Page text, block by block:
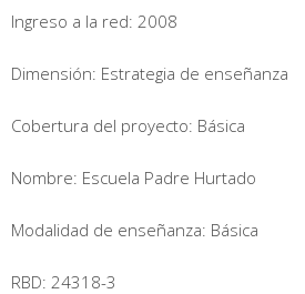
Ingreso a la red: 2008
Dimensión: Estrategia de enseñanza
Cobertura del proyecto: Básica
Nombre: Escuela Padre Hurtado
Modalidad de enseñanza: Básica
RBD: 24318-3